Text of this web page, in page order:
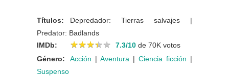
Títulos:
Depredador: Tierras salvajes |
Predator: Badlands
IMDb:
★★★★★
★★★★★ 7.3/10 de 70K votos
Género:
Acción | Aventura | Ciencia ficción |
Suspenso